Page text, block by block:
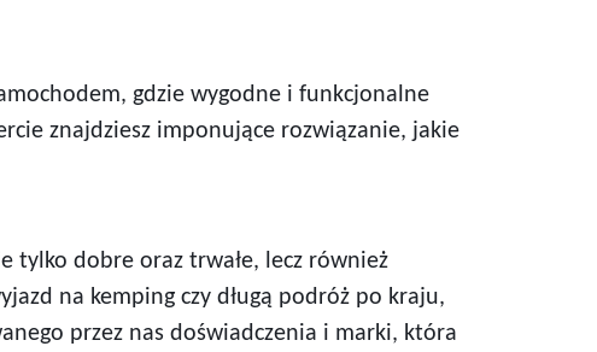
gdzie wygodne i funkcjonalne
znajdziesz imponujące rozwiązanie, jakie
tylko dobre oraz trwałe, lecz również
na kemping czy długą podróż po kraju,
przez nas doświadczenia i marki, która